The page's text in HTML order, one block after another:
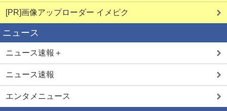
素人のマン凸
[PR]画像アップローダー イメピク
ニュース
ニュース速報＋
ニュース速報
エンタメニュース